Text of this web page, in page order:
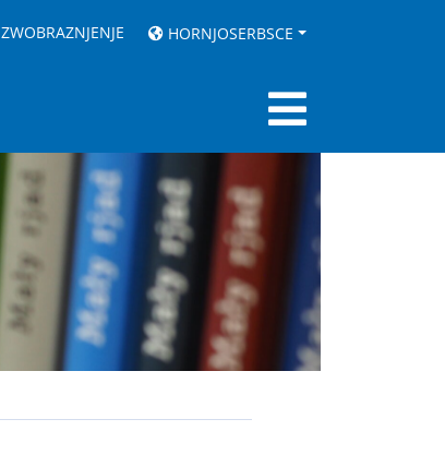
ZWOBRAZNJENJE HORNJOSERBSCE